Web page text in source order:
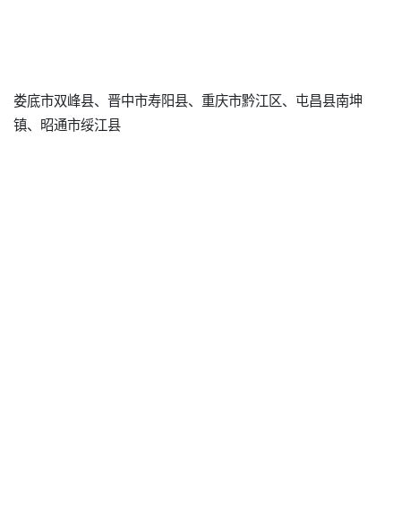
娄底市双峰县、晋中市寿阳县、重庆市黔江区、屯昌县南坤
镇、昭通市绥江县